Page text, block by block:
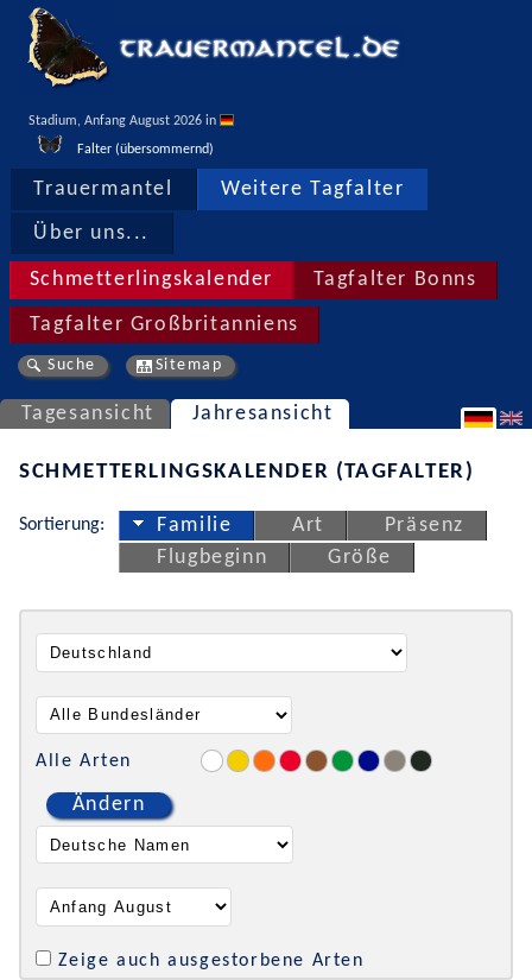
Stadium, Anfang August 2026 in
Falter (übersommernd)
Trauermantel Weitere Tagfalter
Über uns...
Schmetterlingskalender Tagfalter Bonns
Tagfalter Großbritanniens
Suche Sitemap
Tagesansicht Jahresansicht
SCHMETTERLINGSKALENDER (TAGFALTER)
Sortierung: Familie Art
Präsenz
Flugbeginn
Größe
Alle Arten
Ändern
Zeige auch ausgestorbene Arten